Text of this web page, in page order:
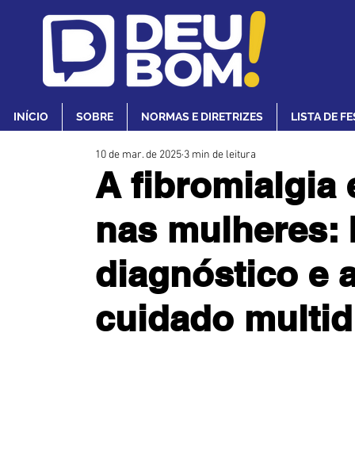
INÍCIO SOBRE NORMAS E DIRETRIZES LISTA DE
A fibromialgia
nas mulheres:
diagnóstico e
cuidado
10 de mar. de 2025 3 min de leitura